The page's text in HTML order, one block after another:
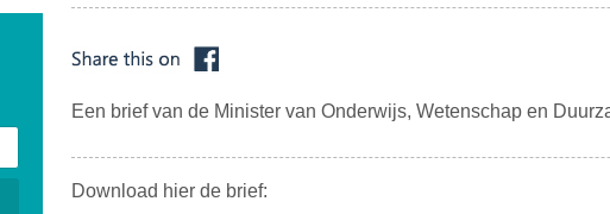
Een brief van de Minister van Onderwijs, Wetenschap en
Download hier de brief: